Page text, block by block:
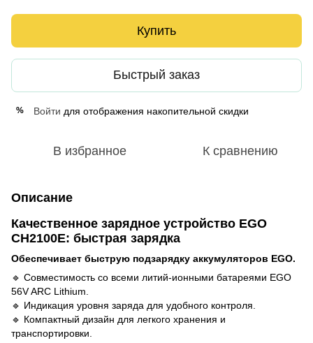
Купить
Быстрый заказ
% Войти для отображения накопительной скидки
В избранное К сравнению
Описание
Качественное зарядное устройство EGO
CH2100E: быстрая зарядка
Обеспечивает быструю подзарядку аккумуляторов EGO.
🔹 Совместимость со всеми литий-ионными батареями EGO
56V ARC Lithium.
🔹 Индикация уровня заряда для удобного контроля.
🔹 Компактный дизайн для легкого хранения и
транспортировки.